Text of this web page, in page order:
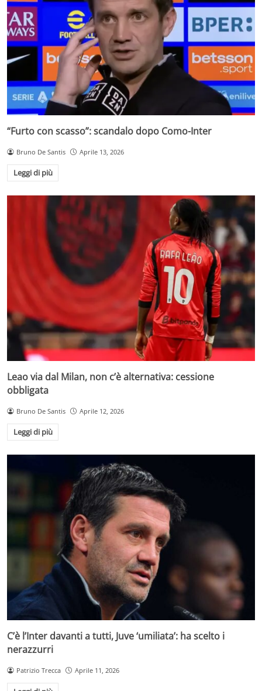
“Furto con scasso”: scandalo dopo Como-Inter
Bruno De Santis Aprile 13, 2026
Leggi di più
Leao via dal Milan, non c’è alternativa: cessione
obbligata
Bruno De Santis Aprile 12, 2026
Leggi di più
C’è l’Inter davanti a tutti, Juve ‘umiliata’: ha scelto i
nerazzurri
Patrizio Trecca Aprile 11, 2026